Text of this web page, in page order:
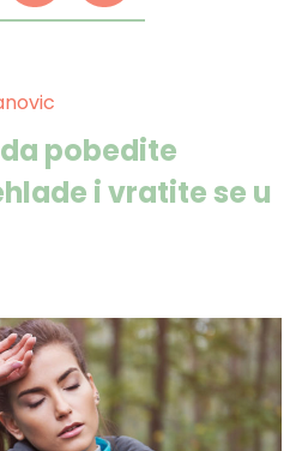
pobedite
i vratite se u